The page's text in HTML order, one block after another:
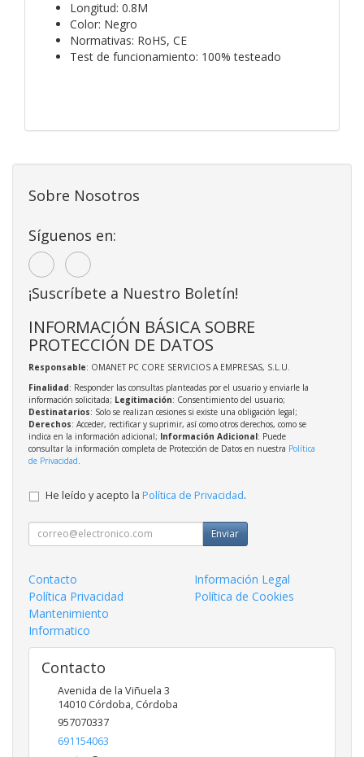
Longitud: 0.8M
Color: Negro
Normativas: RoHS, CE
Test de funcionamiento: 100% testeado
Sobre Nosotros
Síguenos en:
¡Suscríbete a Nuestro Boletín!
INFORMACIÓN BÁSICA SOBRE
PROTECCIÓN DE DATOS
Responsable: OMANET PC CORE SERVICIOS A EMPRESAS, S.L.U.
Finalidad: Responder las consultas planteadas por el usuario y enviarle la
información solicitada; Legitimación: Consentimiento del usuario;
Destinatarios: Solo se realizan cesiones si existe una obligación legal;
Derechos: Acceder, rectificar y suprimir, así como otros derechos, como se
indica en la información adicional; Información Adicional: Puede
consultar la información completa de Protección de Datos en nuestra Política
de Privacidad
He leído y acepto la Política de Privacidad.
Enviar
Contacto
Información Legal
Política Privacidad
Política de Cookies
Mantenimiento
Informatico
Contacto
Avenida de la Viñuela 3
14010 Córdoba, Córdoba
957070337
691154063